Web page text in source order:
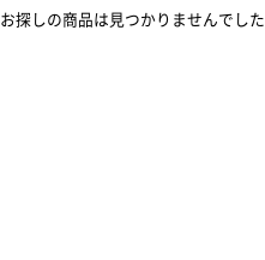
お探しの商品は見つかりませんでした